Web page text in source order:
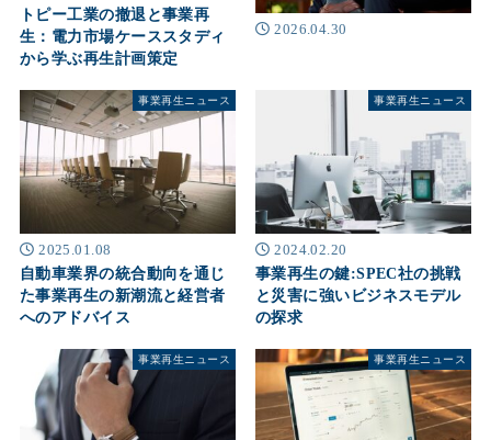
トピー工業の撤退と事業再
生：電力市場ケーススタディ
から学ぶ再生計画策定
2026.04.30
事業再生ニュース
2025.01.08
自動車業界の統合動向を通じ
た事業再生の新潮流と経営者
へのアドバイス
事業再生ニュース
2024.02.20
事業再生の鍵:SPEC社の挑戦
と災害に強いビジネスモデル
の探求
事業再生ニュース 事業再生ニュース